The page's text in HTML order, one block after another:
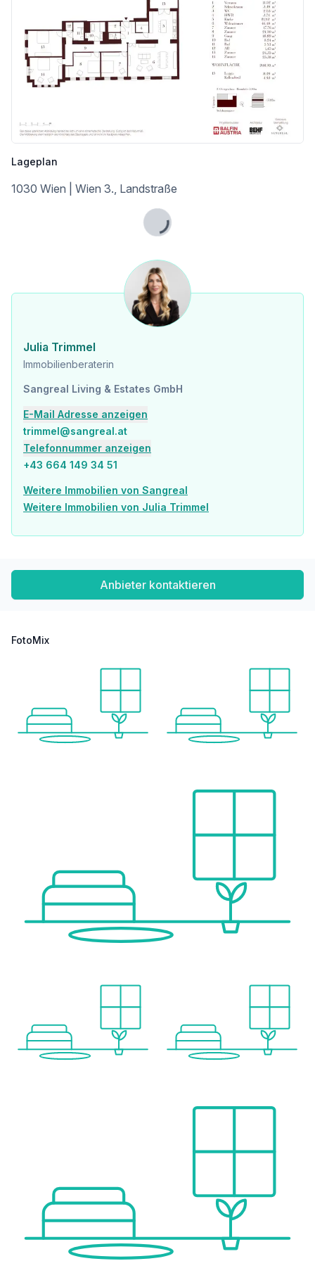
Ein Projekt der Balfin Group, exklusive Vermarktung durch Sangreal.
Der Vermittler ist als Doppelmakler tätig.
Infrastruktur / Entfernungen
Apotheke <500m
Klinik <500m
Kinder & Schulen
Schule <500m
Bäckerei <500m
Geldautomat <500m
Bank <500m
Polizei <500m
Verkehr
Bus <500m
U-Bahn <500m
Straßenbahn <500m
Autobahnanschluss <2.500m
Lageplan
1030 Wien | Wien 3., Landstraße
Lade...
Julia Trimmel
Immobilienberaterin
Sangreal Living & Estates GmbH
E-Mail Adresse anzeigen
trimmel@sangreal.at
Telefonnummer anzeigen
+43 664 149 34 51
Weitere Immobilien von Sangreal
Weitere Immobilien von Julia Trimmel
Anbieter kontaktieren
FotoMix